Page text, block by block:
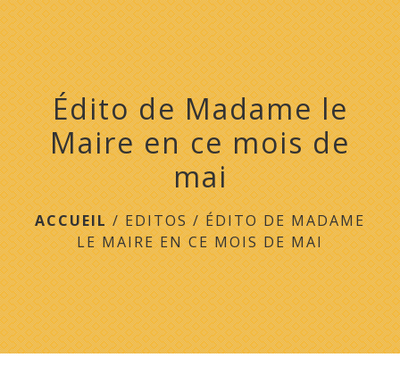
menu
Édito de Madame le
Maire en ce mois de
mai
ACCUEIL/EDITOS/ÉDITO DE MADAME
LE MAIRE EN CE MOIS DE MAI